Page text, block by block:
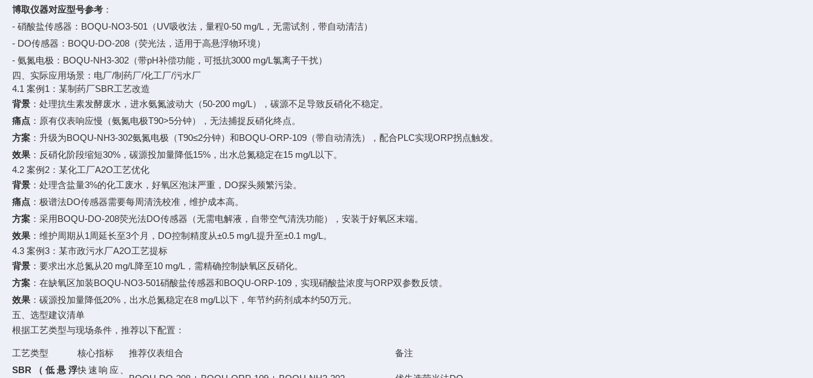
博取仪器对应型号参考 ：
- 硝酸盐传感器：BOQU-NO3-501（UV吸收法，量程0-50 mg/L，无需试剂，带自动清洁）
- DO传感器：BOQU-DO-208（荧光法，适用于高悬浮物环境）
- 氨氮电极：BOQU-NH3-302（带pH补偿功能，可抵抗3000 mg/L氯离子干扰）
四、实际应用场景：电厂/制药厂/化工厂/污水厂
4.1 案例1：某制药厂SBR工艺改造
背景 ：处理抗生素发酵废水，进水氨氮波动大（50-200 mg/L），碳源不足导致反硝化不稳定。
痛点 ：原有仪表响应慢（氨氮电极T90>5分钟），无法捕捉反硝化终点。
方案 ：升级为BOQU-NH3-302氨氮电极（T90≤2分钟）和BOQU-ORP-109（带自动清洗），配合PLC实现ORP拐点触发。
效果 ：反硝化阶段缩短30%，碳源投加量降低15%，出水总氮稳定在15 mg/L以下。
4.2 案例2：某化工厂A2O工艺优化
背景 ：处理含盐量3%的化工废水，好氧区泡沫严重，DO探头频繁污染。
痛点 ：极谱法DO传感器需要每周清洗校准，维护成本高。
方案 ：采用BOQU-DO-208荧光法DO传感器（无需电解液，自带空气清洗功能），安装于好氧区末端。
效果 ：维护周期从1周延长至3个月，DO控制精度从±0.5 mg/L提升至±0.1 mg/L。
4.3 案例3：某市政污水厂A2O工艺提标
背景 ：要求出水总氮从20 mg/L降至10 mg/L，需精确控制缺氧区反硝化。
方案 ：在缺氧区加装BOQU-NO3-501硝酸盐传感器和BOQU-ORP-109，实现硝酸盐浓度与ORP双参数反馈。
效果 ：碳源投加量降低20%，出水总氮稳定在8 mg/L以下，年节约药剂成本约50万元。
五、选型建议清单
根据工艺类型与现场条件，推荐以下配置：
工艺类型 核心指标 推荐仪表组合
备注
SBR（低悬浮快速响应、